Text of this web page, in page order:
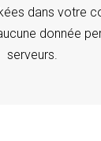
dans votre
donnée
serveurs.